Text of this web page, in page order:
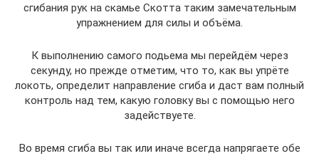
сгибания рук на скамье Скотта таким замечательным
упражнением для силы и объёма.
К выполнению самого подьема мы перейдём через
секунду, но прежде отметим, что то, как вы упрёте
локоть, определит направление сгиба и даст вам полный
контроль над тем, какую головку вы с помощью него
задействуете.
Во время сгиба вы так или иначе всегда напрягаете обе